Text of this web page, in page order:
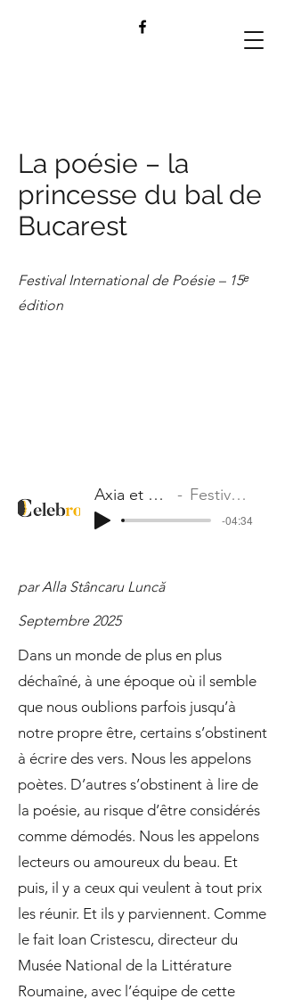
La poésie – la
princesse du bal de
Bucarest
Festival International de Poésie – 15ᵉ
édition
Axia et Cristiana Festival Poésie
-04:34
par Alla Stâncaru Luncă
Septembre 2025
Dans un monde de plus en plus
déchaîné, à une époque où il semble
que nous oublions parfois jusqu’à
notre propre être, certains s’obstinent
à écrire des vers. Nous les appelons
poètes. D’autres s’obstinent à lire de
la poésie, au risque d’être considérés
comme démodés. Nous les appelons
lecteurs ou amoureux du beau. Et
puis, il y a ceux qui veulent à tout prix
les réunir. Et ils y parviennent. Comme
le fait Ioan Cristescu, directeur du
Musée National de la Littérature
Roumaine, avec l’équipe de cette